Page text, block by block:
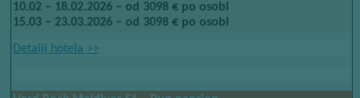
10.02 – 18.02.2026 – od 3098 € po osobi
15.03 – 23.03.2026 – od 3098 € po osobi
Detalji hotela​​ >>